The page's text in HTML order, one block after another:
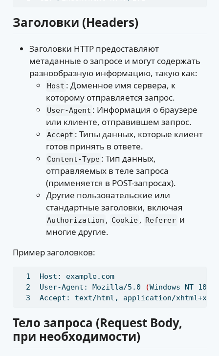
Заголовки (Headers)
Заголовки HTTP предоставляют
метаданные о запросе и могут содержать
разнообразную информацию, такую как:
Host : Доменное имя сервера, к
которому отправляется запрос.
User-Agent : Информация о браузере
или клиенте, отправившем запрос.
Accept : Типы данных, которые клиент
готов принять в ответе.
Content-Type : Тип данных,
отправляемых в теле запроса
(применяется в POST-запросах).
Другие пользовательские или
стандартные заголовки, включая
Authorization , Cookie , Referer и
многие другие.
Пример заголовков:
Host:
example.com
User-Agent:
Mozilla/5.0 (Windows NT 10.0
Accept:
text/html, application/
Тело запроса (Request Body,
при необходимости)